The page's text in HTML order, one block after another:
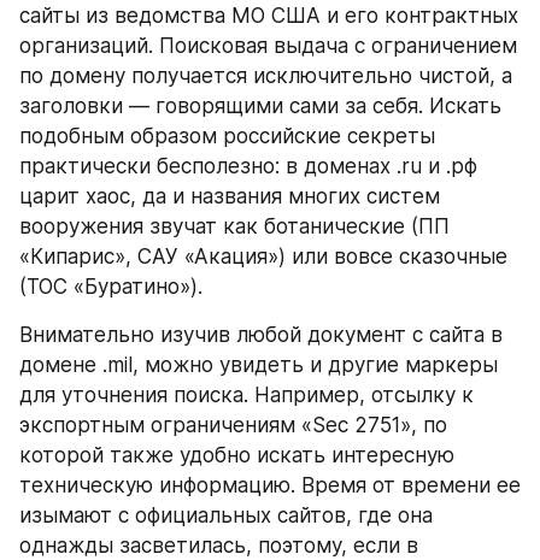
сайты из ведомства МО США и его контрактных
организаций. Поисковая выдача с ограничением
по домену получается исключительно чистой, а
заголовки — говорящими сами за себя. Искать
подобным образом российские секреты
практически бесполезно: в доменах .ru и .рф
царит хаос, да и названия многих систем
вооружения звучат как ботанические (ПП
«Кипарис», САУ «Акация») или вовсе сказочные
(ТОС «Буратино»).
Внимательно изучив любой документ с сайта в
домене .mil, можно увидеть и другие маркеры
для уточнения поиска. Например, отсылку к
экспортным ограничениям «Sec 2751», по
которой также удобно искать интересную
техническую информацию. Время от времени ее
изымают с официальных сайтов, где она
однажды засветилась, поэтому, если в